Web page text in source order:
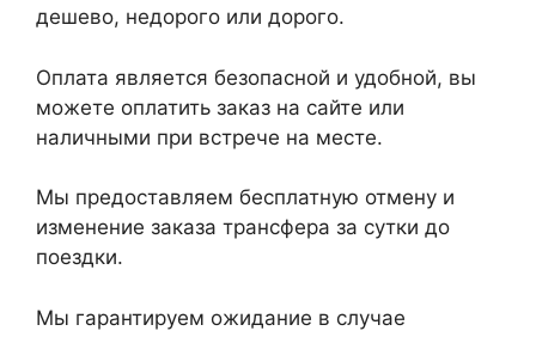
дешево, недорого или дорого.
Оплата является безопасной и удобной, вы
можете оплатить заказ на сайте или
наличными при встрече на месте.
Мы предоставляем бесплатную отмену и
изменение заказа трансфера за сутки до
поездки.
Мы гарантируем ожидание в случае